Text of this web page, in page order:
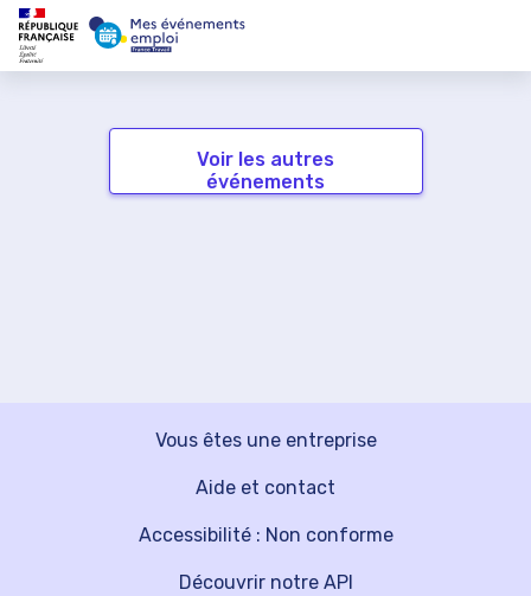
Voir les autres
événements
Vous êtes une entreprise
Découvrir notre API
Aide et contact
Accessibilité : Non conforme